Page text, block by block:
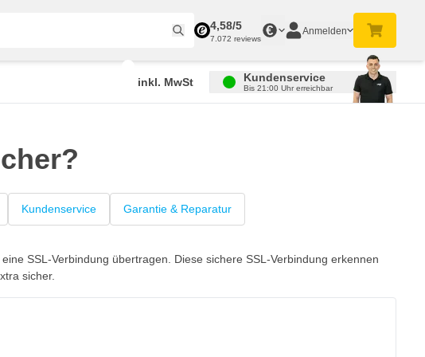
4,58/5
7.072 reviews
€ Anmelden
inkl. MwSt Kundenservice
Bis 21:00 Uhr erreichbar
Kundenservice Garantie & Reparatur
SSL-Verbindung übertragen. Diese sichere SSL-Verbindung erkennen
sicher.